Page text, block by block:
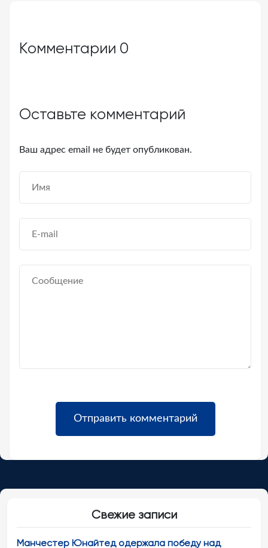
Комментарии 0
Оставьте комментарий
Ваш адрес email не будет опубликован.
Свежие записи
Манчестер Юнайтед одержала победу над